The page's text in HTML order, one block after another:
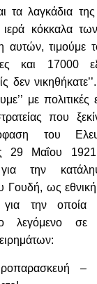
λαγκάδια της
κόκκαλα
αυτών, τιμούμε
και 17000
δεν
με
που
του
29 Μαΐου
για την
Γουδή, ως
για την
λεγόμενο σε
–